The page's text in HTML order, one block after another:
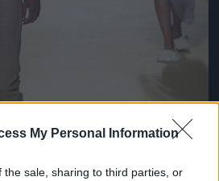
My Personal Information
the sale, sharing to third parties, or